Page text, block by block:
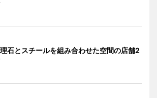
石とスチールを組み合わせた空間の店舗2